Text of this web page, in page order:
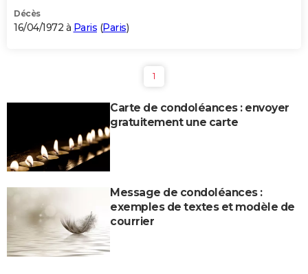
Décès
16/04/1972 à Paris (Paris)
1
Carte de condoléances : envoyer
gratuitement une carte
Message de condoléances :
exemples de textes et modèle de
courrier